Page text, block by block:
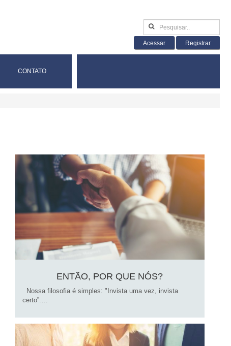
Acessar Registrar
CONTATO
ENTÃO, POR QUE NÓS?
Nossa filosofia é simples: "Invista uma vez, invista
certo”.…